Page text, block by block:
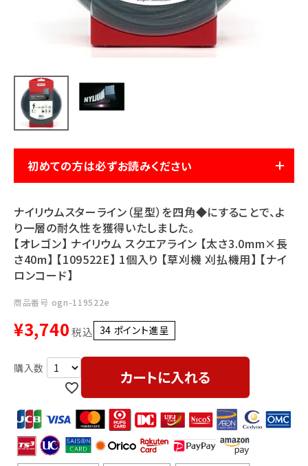
メールでのお問い合わせ
info@agriz.net
FAXでのご注文
0739-72-4532
初めての方は必ずお読みください
ナイリウムスターライン（星型）を四角◆にすることで、よ
り一層の耐久性を獲得いたしました。
【オレゴン】 ナイリウム スクエアライン 【太さ3.0mm×長
さ40m】 【109522E】 1個入り 【草刈機 刈払機用】 【ナイ
ロンコード】
商品番号 ogn-119522e
¥3,740 税込 34 ポイント進呈 ]
カートに入れる